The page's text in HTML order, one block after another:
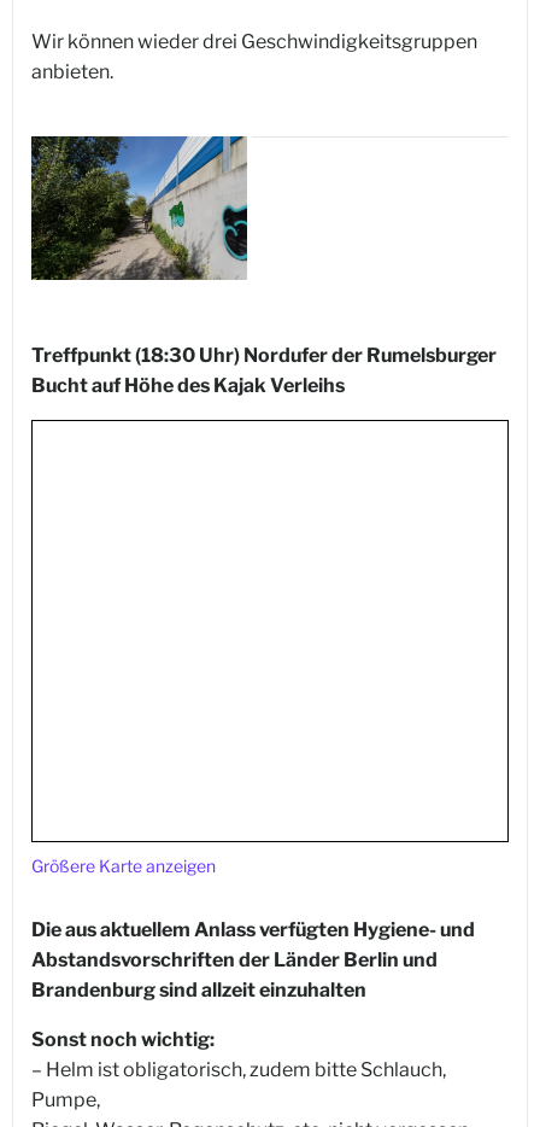
Wir können wieder drei Geschwindigkeitsgruppen
anbieten.
Treffpunkt (18:30 Uhr) Nordufer der Rumelsburger
Bucht auf Höhe des Kajak Verleihs
Größere Karte anzeigen
Die aus aktuellem Anlass verfügten Hygiene- und
Abstandsvorschriften der Länder Berlin und
Brandenburg sind allzeit einzuhalten
Sonst noch wichtig:
– Helm ist obligatorisch, zudem bitte Schlauch,
Pumpe,